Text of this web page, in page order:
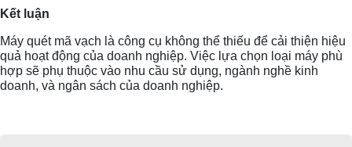
Kết luận
Máy quét mã vạch là công cụ không thể thiếu để cải thiện hiệu
quả hoạt động của doanh nghiệp. Việc lựa chọn loại máy phù
hợp sẽ phụ thuộc vào nhu cầu sử dụng, ngành nghề kinh
doanh, và ngân sách của doanh nghiệp.